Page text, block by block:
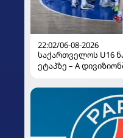
22:02/06-08-2026
საქართველოს U16
ეტაპზე – A